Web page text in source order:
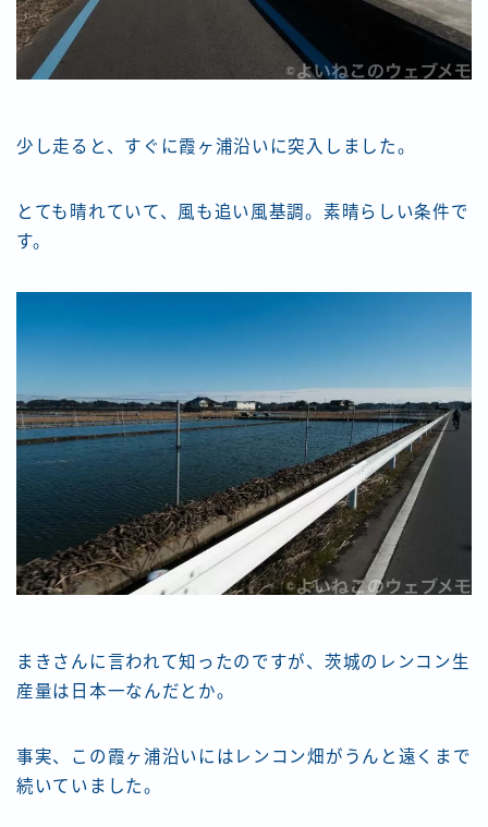
少し走ると、すぐに霞ヶ浦沿いに突入しました。
とても晴れていて、風も追い風基調。素晴らしい条件で
す。
まきさんに言われて知ったのですが、茨城のレンコン生
産量は日本一なんだとか。
事実、この霞ヶ浦沿いにはレンコン畑がうんと遠くまで
続いていました。